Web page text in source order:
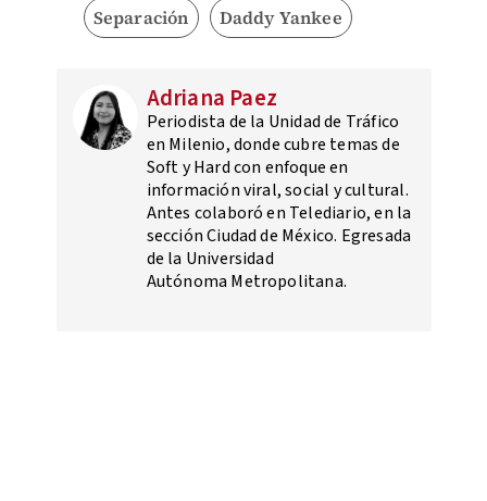
Separación Daddy Yankee
Adriana Paez
Periodista de la Unidad de Tráfico
en Milenio, donde cubre temas de
Soft y Hard con enfoque en
información viral, social y cultural.
Antes colaboró en Telediario, en la
sección Ciudad de México. Egresada
de la Universidad
Autónoma Metropolitana.